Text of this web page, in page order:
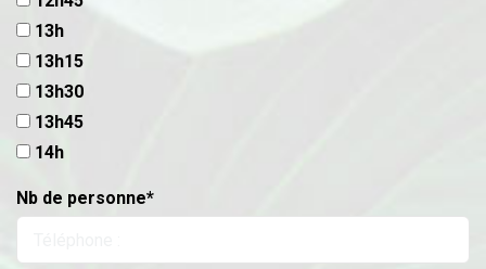
13h
13h15
13h30
13h45
14h
Nb de personne*